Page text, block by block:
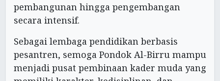
pembangunan hingga pengembangan
secara intensif.
Sebagai lembaga pendidikan berbasis
pesantren, semoga Pondok Al-Birru mampu
menjadi pusat pembinaan kader muda yang